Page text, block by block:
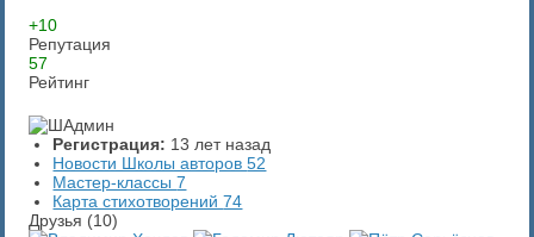
+10
Репутация
57
Рейтинг
Регистрация: 13 лет назад
Новости Школы авторов52
Мастер-классы7
Карта стихотворений74
Друзья (10)